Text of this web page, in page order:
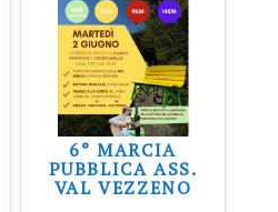
6° MARCIA
PUBBLICA ASS.
VAL VEZZENO